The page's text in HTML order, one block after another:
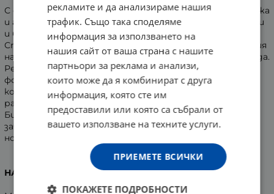
С физиологичната си стойност на рН 5.5 за здрава кожа
и активният комплекс от растителни фитостероли
и бизаболол, овлажнява и защитава вашата кожа.
Стойността от рН 5.5 увеличава защитната функция
на кожата срещу вредните влияния на околната среда.
Регенерира и възстановява кожат. Естествените
фотостероли ефективно омекотяват и успокояват
кожата след всяко бръснене. Зачервяването,
раздразнението и сърбежа се повлияват незабавно.
Бизбололът бързо облекчава възпалението и
зачервяването. Дерматологично тестван. За
нормална, мазна и суха кожа.
НАЧИН НА УПОТРЕБА:
рекламите и да анализираме нашия
трафик. Също така споделяме
информация за използването на
нашия сайт от ваша страна с нашите
партньори за реклама и анализи,
които може да я комбинират с друга
информация, която сте им
предоставили или която са събрали от
вашето използване на техните услуги.
ПРИЕМЕТЕ ВСИЧКИ
ПОКАЖЕТЕ ПОДРОБНОСТИ